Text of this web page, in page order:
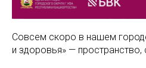
Совсем скоро в нашем
и здоровья» — пространство,